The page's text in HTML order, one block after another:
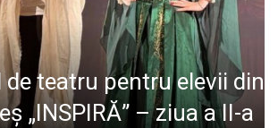
de teatru pentru elevii din
„INSPIRĂ” – ziua a II-a